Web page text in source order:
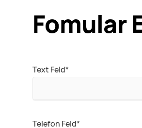
Fomular
Pflichtfeld
Text Feld*
Pflichtfeld
Telefon Feld*